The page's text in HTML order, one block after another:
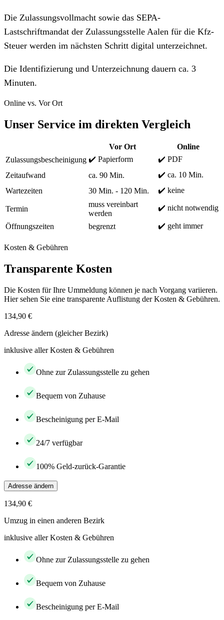
Die Zulassungsvollmacht sowie das SEPA-
Lastschriftmandat der Zulassungsstelle Aalen für die Kfz-
Steuer werden im nächsten Schritt digital unterzeichnet.
Die Identifizierung und Unterzeichnung dauern ca. 3
Minuten.
Online vs. Vor Ort
Unser Service im direkten Vergleich
Vor Ort
Online
Zulassungsbescheinigung ✔️ Papierform
✔️ PDF
Zeitaufwand
ca. 90 Min.
✔️ ca. 10 Min.
Wartezeiten
30 Min. - 120 Min. ✔️ keine
Termin
muss vereinbart
werden
✔️ nicht notwendig
Öffnungszeiten begrenzt ✔️ geht immer
Kosten & Gebühren
Transparente Kosten
Die Kosten für Ihre Ummeldung können je nach Vorgang variieren.
Hier sehen Sie eine transparente Auflistung der Kosten & Gebühren.
134,90 €
Adresse ändern (gleicher Bezirk)
inklusive aller Kosten & Gebühren
Ohne zur Zulassungsstelle zu gehen
Bequem von Zuhause
Bescheinigung per E-Mail
24/7 verfügbar
100% Geld-zurück-Garantie
Adresse ändern
134,90 €
Umzug in einen anderen Bezirk
inklusive aller Kosten & Gebühren
Ohne zur Zulassungsstelle zu gehen
Bequem von Zuhause
Bescheinigung per E-Mail